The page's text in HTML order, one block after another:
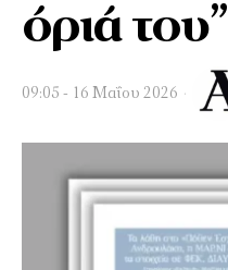
όριά του”
09:05 - 16 Μαΐου 2026